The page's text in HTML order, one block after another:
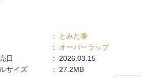
:
とみた黍
:
オーバーラップ
日 :
2026.03.15
サイズ : 27.2MB